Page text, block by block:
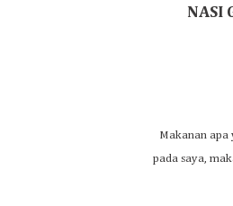
NASI
Makanan apa
pada saya,